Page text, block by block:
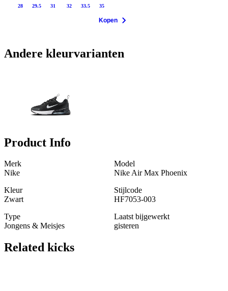
28 29.5 31 32 33.5 35
Kopen
Andere kleurvarianten
Product Info
Merk
Nike
Model
Nike Air Max Phoenix
Kleur
Zwart
Stijlcode
HF7053-003
Type
Jongens & Meisjes
Laatst bijgewerkt
gisteren
Related kicks